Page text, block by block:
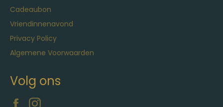
Cadeaubon
Vriendinnenavond
Privacy Policy
Algemene Voorwaarden
Volg ons
Facebook